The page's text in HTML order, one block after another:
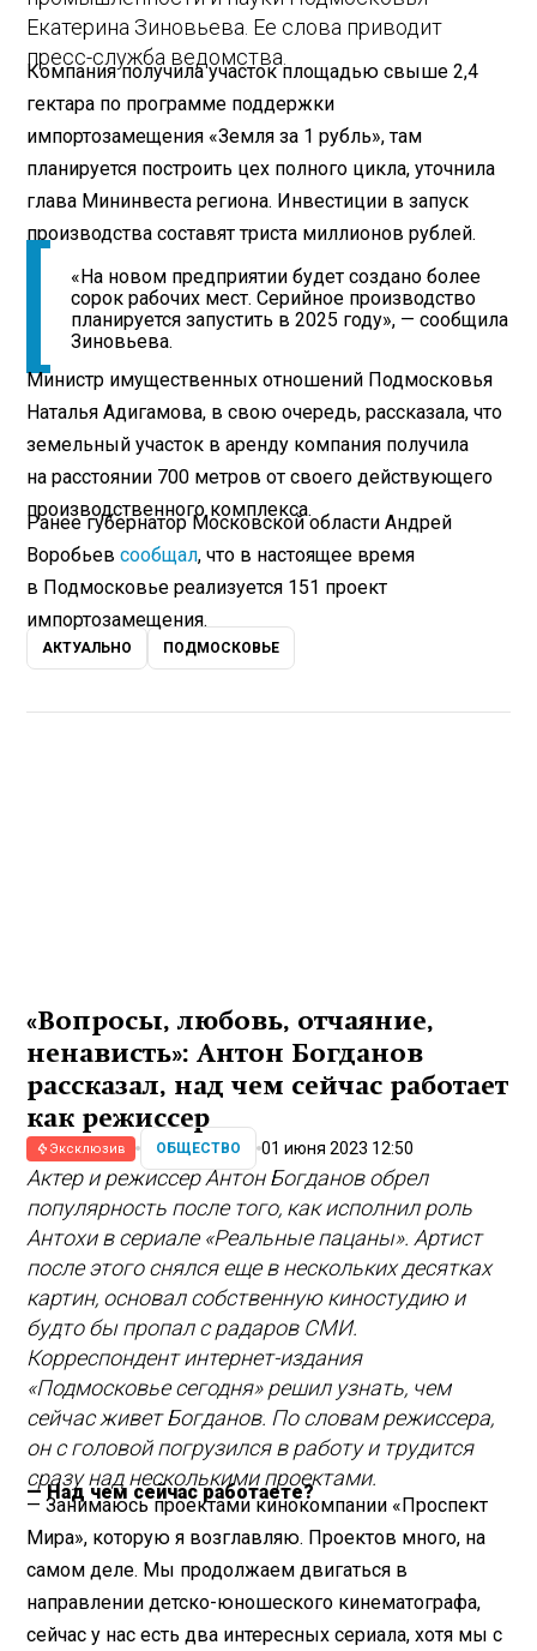
Екатерина Зиновьева. Ее слова приводит
пресс-служба ведомства.
Компания получила участок площадью свыше 2,4
гектара по программе поддержки
импортозамещения «Земля за 1 рубль», там
планируется построить цех полного цикла, уточнила
глава Мининвеста региона. Инвестиции в запуск
производства составят триста миллионов рублей.
«На новом предприятии будет создано более
сорок рабочих мест. Серийное производство
планируется запустить в 2025 году», — сообщила
Зиновьева.
Министр имущественных отношений Подмосковья
Наталья Адигамова, в свою очередь, рассказала, что
земельный участок в аренду компания получила
на расстоянии 700 метров от своего действующего
производственного комплекса.
Ранее губернатор Московской области Андрей
Воробьевсообщал, что в настоящее время
в Подмосковье реализуется 151 проект
импортозамещения.
АКТУАЛЬНО ПОДМОСКОВЬЕ
«Вопросы, любовь, отчаяние,
ненависть»: Антон Богданов
рассказал, над чем сейчас работает
как режиссер
Эксклюзив ОБЩЕСТВО 01 июня 2023 12:50
Актер и режиссер Антон Богданов обрел
популярность после того, как исполнил роль
Антохи в сериале «Реальные пацаны». Артист
после этого снялся еще в нескольких десятках
картин, основал собственную киностудию и
будто бы пропал с радаров СМИ.
Корреспондент интернет-издания
«Подмосковье сегодня» решил узнать, чем
сейчас живет Богданов. По словам режиссера,
он с головой погрузился в работу и трудится
сразу над несколькими проектами.
— Над чем сейчас работаете?
— Занимаюсь проектами кинокомпании «Проспект
Мира», которую я возглавляю. Проектов много, на
самом деле. Мы продолжаем двигаться в
направлении детско-юношеского кинематографа,
сейчас у нас есть два интересных сериала, хотя мы с